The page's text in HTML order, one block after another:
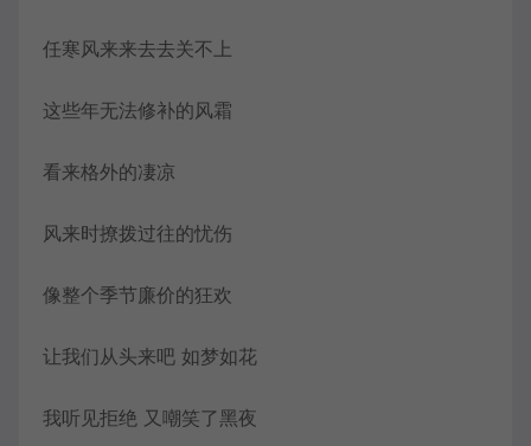
任寒风来来去去关不上
这些年无法修补的风霜
看来格外的凄凉
风来时撩拨过往的忧伤
像整个季节廉价的狂欢
让我们从头来吧 如梦如花
我听见拒绝 又嘲笑了黑夜